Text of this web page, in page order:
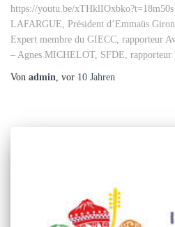
https://youtu.be/xTHklIOxbko?t=18m50s
LAFARGUE, Président d’Emmaüs
Expert membre du GIECC, rapporteur
– Agnes MICHELOT, SFDE, rapporteur
Von admin, vor 10 Jahren